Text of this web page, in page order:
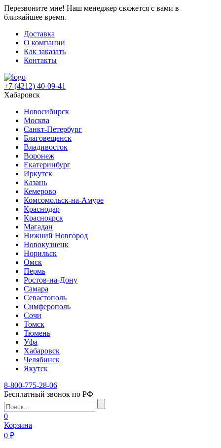
Перезвоните мне! Наш менеджер свяжется с вами в
ближайшее время.
Доставка
О компании
Как заказать
Контакты
+7 (4212) 40-09-41
Хабаровск
Новосибирск
Москва
Санкт-Петербург
Благовещенск
Владивосток
Воронеж
Екатеринбург
Иркутск
Казань
Кемерово
Комсомольск-на-Амуре
Краснодар
Красноярск
Магадан
Нижний Новгород
Новокузнецк
Норильск
Омск
Пермь
Ростов-на-Дону
Самара
Севастополь
Симферополь
Сочи
Томск
Тюмень
Уфа
Хабаровск
Челябинск
Якутск
8-800-775-28-06
Бесплатный звонок по РФ
0
Корзина
0 ₽